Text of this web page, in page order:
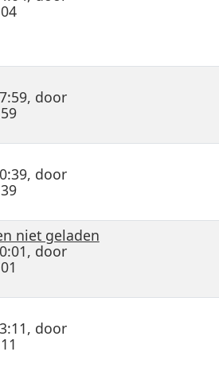
door
door
niet geladen
door
door